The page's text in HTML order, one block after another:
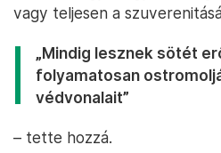
vagy teljesen a
„Mindig lesznek sötét
folyamatosan
védvonalait”
– tette hozzá.